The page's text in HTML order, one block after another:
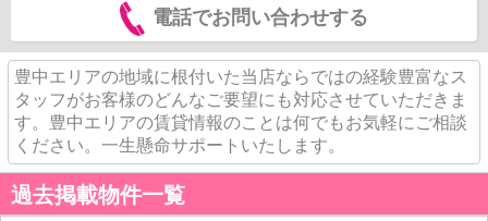
電話でお問い合わせする
豊中エリアの地域に根付いた当店ならではの経験豊富なス
タッフがお客様のどんなご要望にも対応させていただきま
す。豊中エリアの賃貸情報のことは何でもお気軽にご相談
ください。一生懸命サポートいたします。
過去掲載物件一覧